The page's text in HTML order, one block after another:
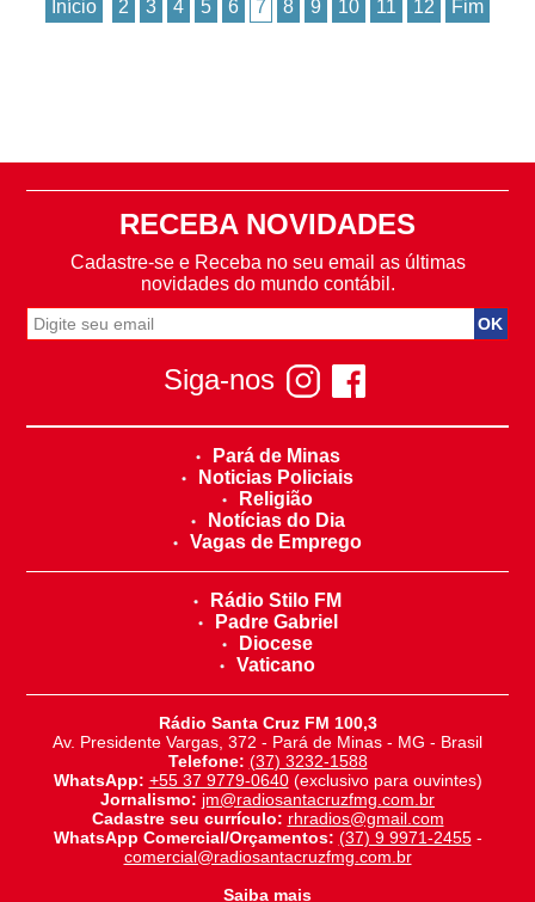
Início 2 3 4 5 6 7 8 9 10 11 12 Fim
RECEBA NOVIDADES
Cadastre-se e Receba no seu email as últimas
novidades do mundo contábil.
Siga-nos
Pará de Minas
Noticias Policiais
Religião
Notícias do Dia
Vagas de Emprego
Rádio Stilo FM
Padre Gabriel
Diocese
Vaticano
Rádio Santa Cruz FM 100,3
Av. Presidente Vargas, 372 - Pará de Minas - MG - Brasil
Telefone: (37) 3232-1588
WhatsApp: +55 37 9779-0640(exclusivo para ouvintes)
Jornalismo: jm@radiosantacruzfmg.com.br
Cadastre seu currículo: rhradios@gmail.com
WhatsApp Comercial/Orçamentos: (37) 9 9971-2455-
comercial@radiosantacruzfmg.com.br
Saiba mais